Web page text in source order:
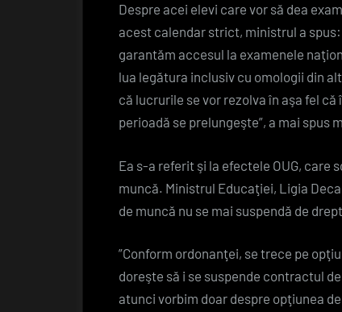
Despre acei elevi care vor să dea
acest calendar strict, ministrul a
garantăm accesul la examenele
lua legătura inclusiv cu omologii din
că lucrurile se vor rezolva în aşa fel
perioadă se prelungeşte”, a mai spus
Ea s-a referit şi la efectele OUG, care
muncă. Ministrul Educaţiei, Ligia
de muncă nu se mai suspendă de
”Conform ordonanţei, se trece pe
doreşte să i se suspende contractul
atunci vorbim doar despre opţiunea